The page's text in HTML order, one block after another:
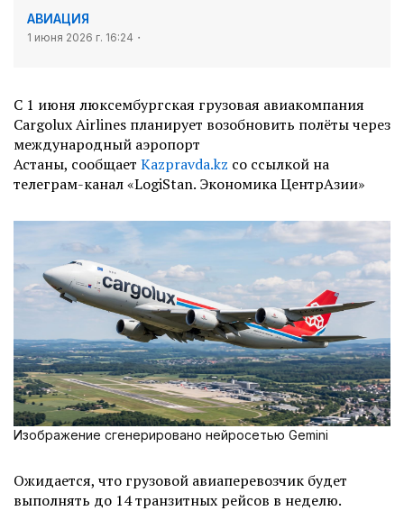
АВИАЦИЯ
1 июня 2026 г. 16:24
С 1 июня люксембургская грузовая авиакомпания
Cargolux Airlines планирует возобновить полёты через
международный аэропорт
Астаны, сообщает Kazpravda.kz со ссылкой на
телеграм-канал«LogiStan. Экономика ЦентрАзии»
Изображение сгенерировано нейросетью Gemini
Ожидается, что грузовой авиаперевозчик будет
выполнять до 14 транзитных рейсов в неделю.